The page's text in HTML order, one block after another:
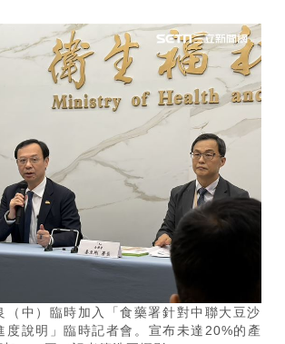
（中）臨時加入「食藥署針對中聯大豆沙
度說明」臨時記者會。宣布未達20%的產